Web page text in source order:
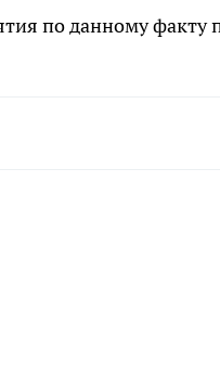
по данному факту